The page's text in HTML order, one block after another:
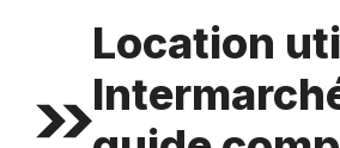
Location